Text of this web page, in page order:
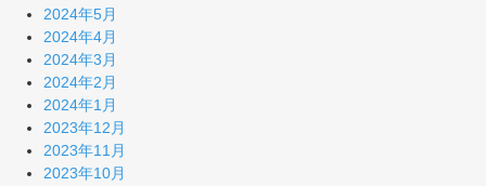
2024年5月
2024年4月
2024年3月
2024年2月
2024年1月
2023年12月
2023年11月
2023年10月